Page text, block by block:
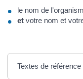
le nom de
et votre nom et
Textes de référence